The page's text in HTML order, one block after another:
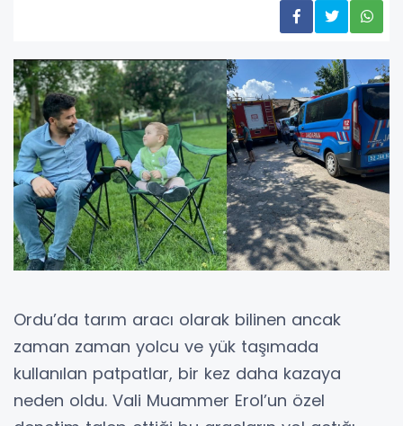
Ordu’da tarım aracı olarak bilinen ancak
zaman zaman yolcu ve yük taşımada
kullanılan patpatlar, bir kez daha kazaya
neden oldu. Vali Muammer Erol’un özel